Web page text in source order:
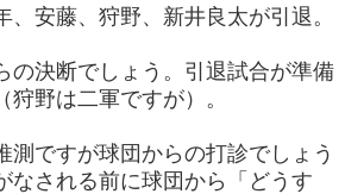
、安藤、狩野、新井良太が引退。
の決断でしょう。引退試合が準備
狩野は二軍ですが）。
測ですが球団からの打診でしょう
なされる前に球団から「どうす